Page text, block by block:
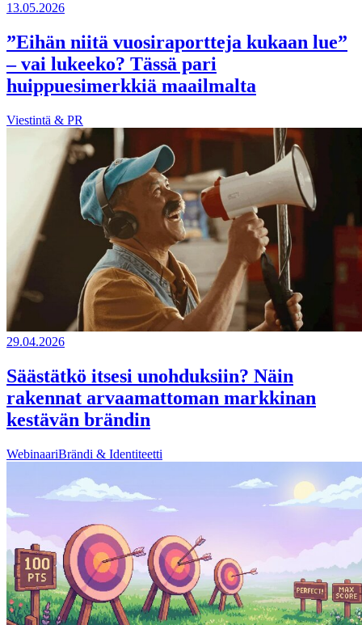
13.05.2026
”Eihän niitä vuosiraportteja kukaan lue”
– vai lukeeko? Tässä pari
huippuesimerkkiä maailmalta
Viestintä & PR
29.04.2026
Säästätkö itsesi unohduksiin? Näin
rakennat arvaamattoman markkinan
kestävän brändin
WebinaariBrändi & Identiteetti